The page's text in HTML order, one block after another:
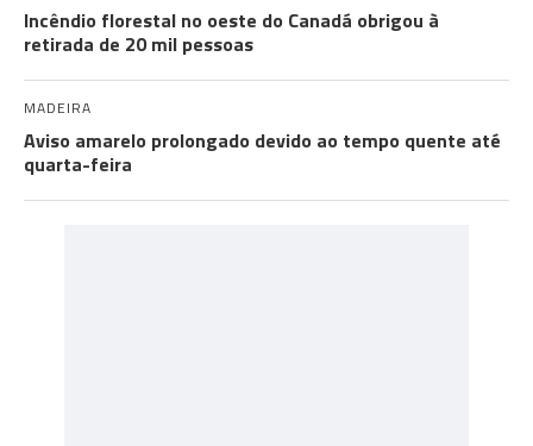
Incêndio florestal no oeste do Canadá obrigou à
retirada de 20 mil pessoas
MADEIRA
Aviso amarelo prolongado devido ao tempo quente até
quarta-feira